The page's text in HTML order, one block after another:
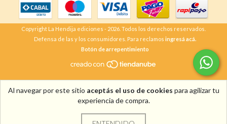
Al navegar por este sitio aceptás el uso de cookies para agilizar tu
experiencia de compra.
Copyright La Hendija ediciones - 2026. Todos los derechos reservados.
Defensa de las y los consumidores. Para reclamos ingresá acá.
Botón de arrepentimiento